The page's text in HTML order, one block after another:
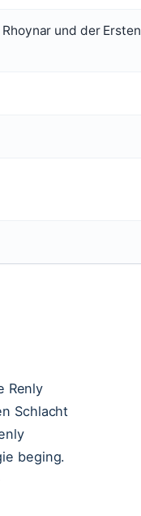
und der Ersten
Renly
Schlacht
beging.